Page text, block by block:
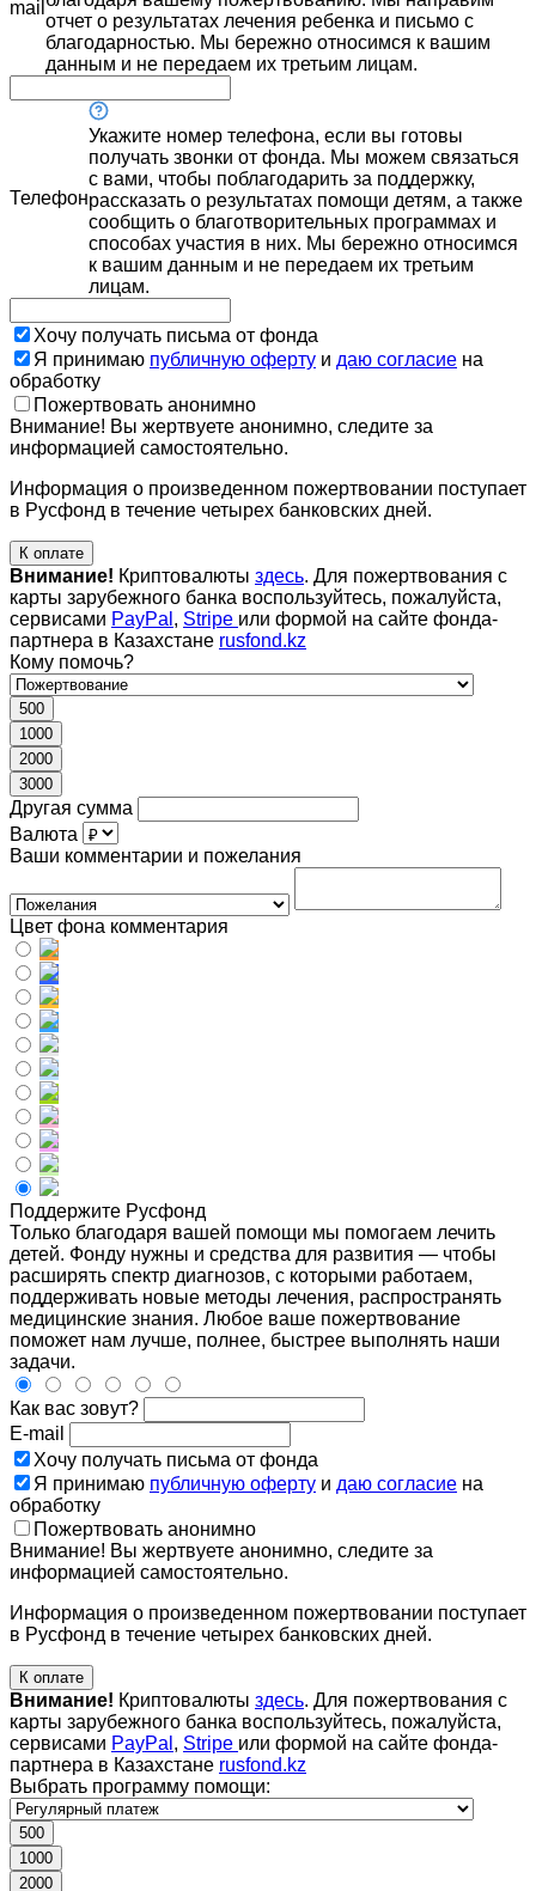
mail
отчет о результатах лечения ребенка и письмо с
благодарностью. Мы бережно относимся к вашим
данным и не передаем их третьим лицам.
Телефон
Укажите номер телефона, если вы готовы
получать звонки от фонда. Мы можем связаться
с вами, чтобы поблагодарить за поддержку,
рассказать о результатах помощи детям, а также
сообщить о благотворительных программах и
способах участия в них. Мы бережно относимся
к вашим данным и не передаем их третьим
лицам.
Хочу получать письма от фонда
Я принимаю публичную оферту и даю согласие на
обработку
Пожертвовать анонимно
Внимание! Вы жертвуете анонимно, следите за
информацией самостоятельно.
Информация о произведенном пожертвовании поступает
в Русфонд в течение четырех банковских дней.
К оплате
Внимание! Криптовалюты здесь. Для пожертвования с
карты зарубежного банка воспользуйтесь, пожалуйста,
сервисами PayPal , Stripe или формой на сайте фонда-
партнера в Казахстане rusfond.kz
Кому помочь?
500
1000
2000
3000
Другая сумма
Валюта
Ваши комментарии и пожелания
Цвет фона комментария
Поддержите Русфонд
Только благодаря вашей помощи мы помогаем лечить
детей. Фонду нужны и средства для развития — чтобы
расширять спектр диагнозов, с которыми работаем,
поддерживать новые методы лечения, распространять
медицинские знания. Любое ваше пожертвование
поможет нам лучше, полнее, быстрее выполнять наши
задачи.
Как вас зовут?
E-mail
Хочу получать письма от фонда
Я принимаю публичную оферту и даю согласие на
обработку
Пожертвовать анонимно
Внимание! Вы жертвуете анонимно, следите за
информацией самостоятельно.
Информация о произведенном пожертвовании поступает
в Русфонд в течение четырех банковских дней.
К оплате
Внимание! Криптовалюты здесь. Для пожертвования с
карты зарубежного банка воспользуйтесь, пожалуйста,
сервисами PayPal , Stripe или формой на сайте фонда-
партнера в Казахстане rusfond.kz
Выбрать программу помощи:
500
1000
2000